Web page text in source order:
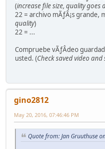
(increase file size, quality goes
22 = archivo mÃƒÂ¡s grande,
quality)
22 = ...
Compruebe vÃƒÂ­deo
usted. (Check saved video
gino2812
May 20, 2016, 07:46:46 PM
Quote from: Jan Gruuthuse